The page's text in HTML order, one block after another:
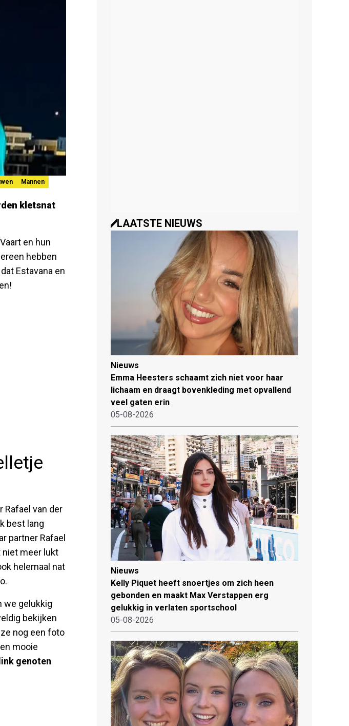
Mannen
kletsnat
en hun
hebben
Estavana en
Rafael van der
best lang
partner Rafael
niet meer lukt
helemaal nat
we gelukkig
bekijken
nog een foto
mooie
genoten
LAATSTE NIEUWS
Nieuws
Emma Heesters schaamt zich niet voor haar
lichaam en draagt bovenkleding met opvallend
veel gaten erin
05-08-2026
Nieuws
Kelly Piquet heeft snoertjes om zich heen
gebonden en maakt Max Verstappen erg
gelukkig in verlaten sportschool
05-08-2026